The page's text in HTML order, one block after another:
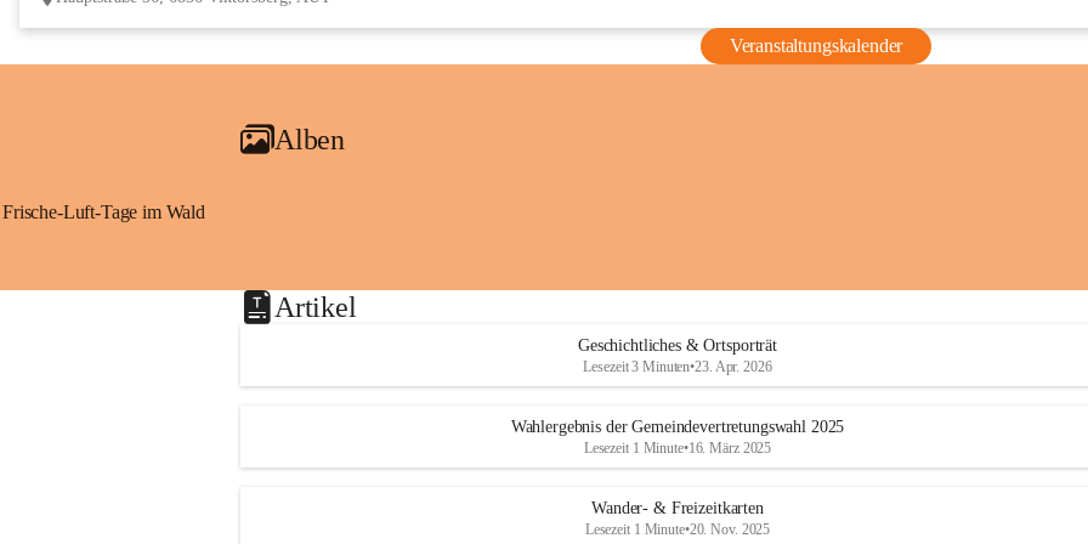
Veranstaltungskalender
Alben
Frische-Luft-Tage im Wald
Artikel
Geschichtliches & Ortsporträt
Lesezeit 3 Minuten•23. Apr. 2026
Wahlergebnis der Gemeindevertretungswahl 2025
Lesezeit 1 Minute•16. März 2025
Wander- & Freizeitkarten
Lesezeit 1 Minute•20. Nov. 2025